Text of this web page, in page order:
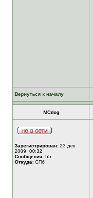
Вернуться к началу
MCdog
Зарегистрирован: 23 дек
2009, 00:32
Сообщения: 55
Откуда: СПб